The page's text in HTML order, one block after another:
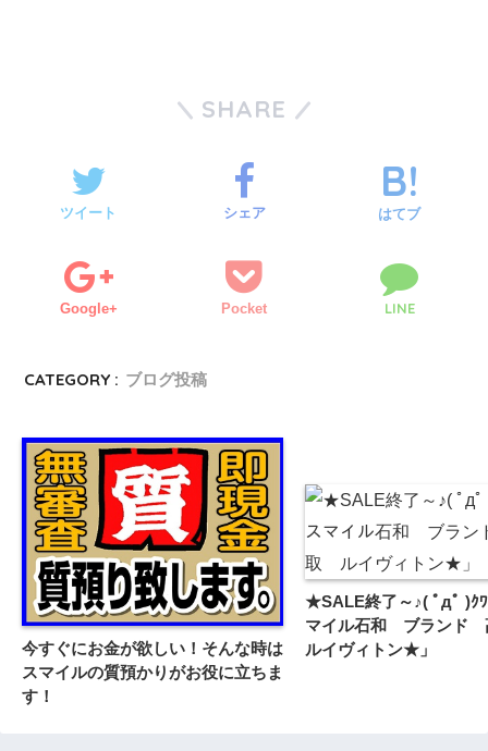
SHARE
ツイート シェア はてブ
Google+ Pocket LINE
CATEGORY : ブログ投稿
今すぐにお金が欲しい！そんな時は
スマイルの質預かりがお役に立ちま
す！
★SALE終了～♪( ﾟдﾟ )
マイル石和 ブラン
ルイヴィトン★」